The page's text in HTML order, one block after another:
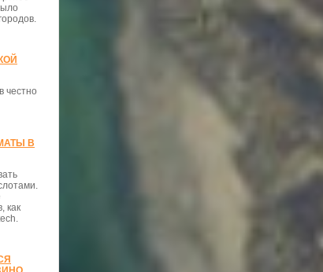
честно
В
как